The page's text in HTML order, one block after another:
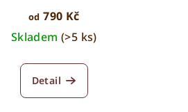
od 790 Kč
Skladem (>5 ks)
Detail